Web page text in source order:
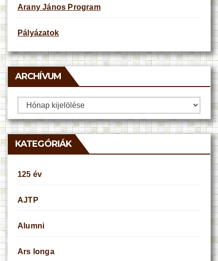
Arany János Program
Pályázatok
ARCHÍVUM
Archívum
KATEGÓRIÁK
125 év
AJTP
Alumni
Ars longa